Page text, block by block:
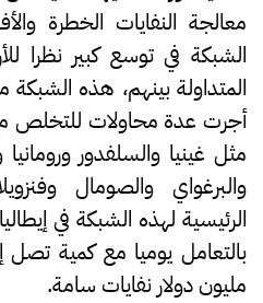
معالجة النفايات الخطرة
الشبكة في توسع كبير نظرا
أجرت عدة محاولات للتخلص
مثل غينيا والسلفدور
والبرغواي والصومال
مليون دولار نفايات سامة.